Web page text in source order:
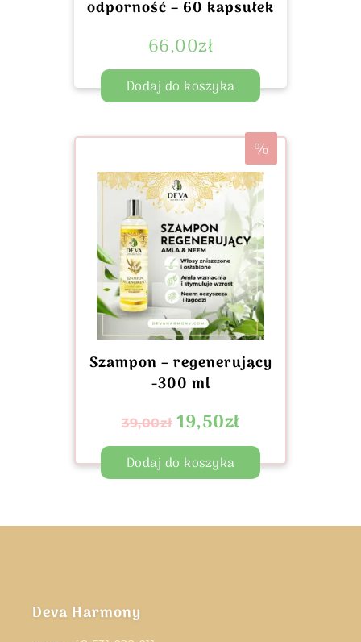
odporność – 60 kapsułek
66,00zł
Dodaj do koszyka
Szampon – regenerujący
-300 ml
39,00zł 19,50zł
Dodaj do koszyka
Deva Harmony